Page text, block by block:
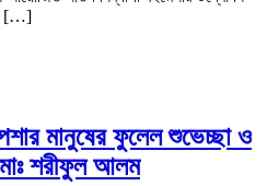
[…]
মানুষের ফুলেল শুভেচ্ছা ও
শরীফুল আলম